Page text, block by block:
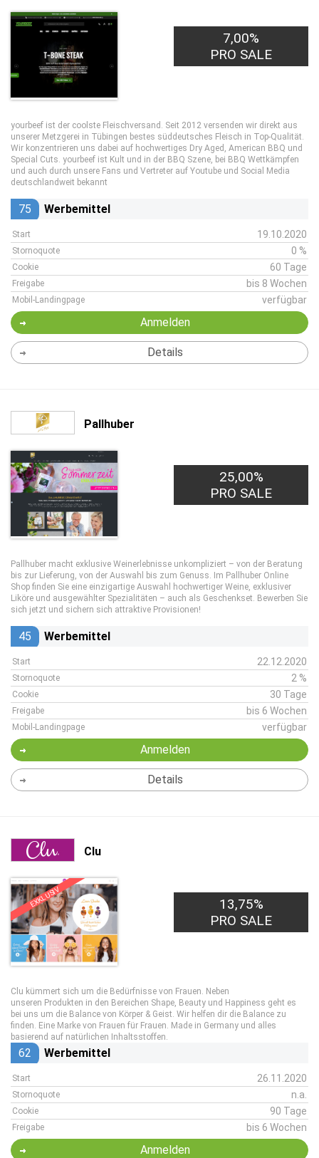
7,00%
PRO SALE
yourbeef ist der coolste Fleischversand. Seit 2012 versenden wir direkt aus
unserer Metzgerei in Tübingen bestes süddeutsches Fleisch in Top-Qualität.
Wir konzentrieren uns dabei auf hochwertiges Dry Aged, American BBQ und
Special Cuts. yourbeef ist Kult und in der BBQ Szene, bei BBQ Wettkämpfen
und auch durch unsere Fans und Vertreter auf Youtube und Social Media
deutschlandweit bekannt
75 Werbemittel
Start 19.10.2020
Stornoquote 0 %
Cookie 60 Tage
Freigabe bis 8 Wochen
Mobil-Landingpage verfügbar
Anmelden
Details
Pallhuber
25,00%
PRO SALE
Pallhuber macht exklusive Weinerlebnisse unkompliziert – von der Beratung
bis zur Lieferung, von der Auswahl bis zum Genuss. Im Pallhuber Online
Shop finden Sie eine einzigartige Auswahl hochwertiger Weine, exklusiver
Liköre und ausgewählter Spezialitäten – auch als Geschenkset. Bewerben Sie
sich jetzt und sichern sich attraktive Provisionen!
45 Werbemittel
Start 22.12.2020
Stornoquote 2 %
Cookie 30 Tage
Freigabe bis 6 Wochen
Mobil-Landingpage verfügbar
Anmelden
Details
Clu
EXKLUSIV
13,75%
PRO SALE
Clu kümmert sich um die Bedürfnisse von Frauen. Neben
unseren Produkten in den Bereichen Shape, Beauty und Happiness geht es
bei uns um die Balance von Körper & Geist. Wir helfen dir die Balance zu
finden. Eine Marke von Frauen für Frauen. Made in Germany und alles
basierend auf natürlichen Inhaltsstoffen.
62 Werbemittel
Start 26.11.2020
Stornoquote n.a.
Cookie 90 Tage
Freigabe bis 6 Wochen
Anmelden